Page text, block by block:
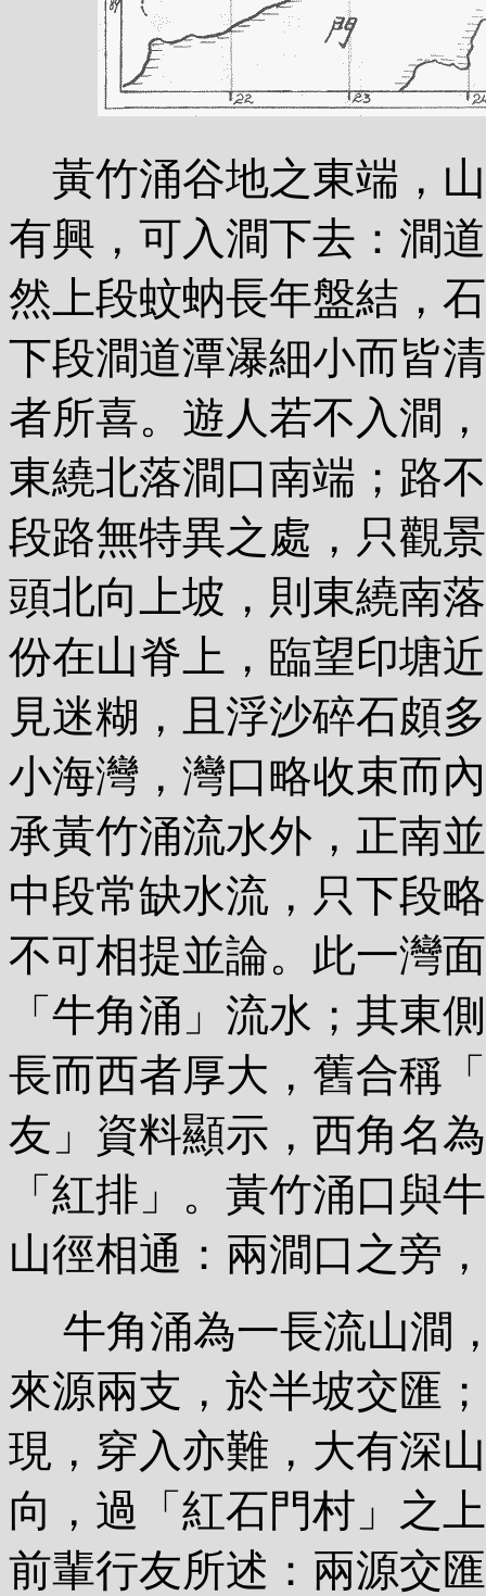
黃竹涌谷地之東端，
有興，可入澗下去：澗
然上段蚊蚋長年盤結，
下段澗道潭瀑細小而皆
者所喜。遊人若不入澗
東繞北落澗口南端；路
段路無特異之處，只觀
頭北向上坡，則東繞南
份在山脊上，臨望印塘
見迷糊，且浮沙碎石頗
小海灣，灣口略收束而
承黃竹涌流水外，正南
中段常缺水流，只下段
不可相提並論。此一灣
「牛角涌」流水；其東
長而西者厚大，舊合稱
友」資料顯示，西角名
「紅排」。黃竹涌口與
山徑相通：兩澗口之旁
牛角涌為一長流山澗
來源兩支，於半坡交匯
現，穿入亦難，大有深
向，過「紅石門村」之
前輩行友所述：兩源交